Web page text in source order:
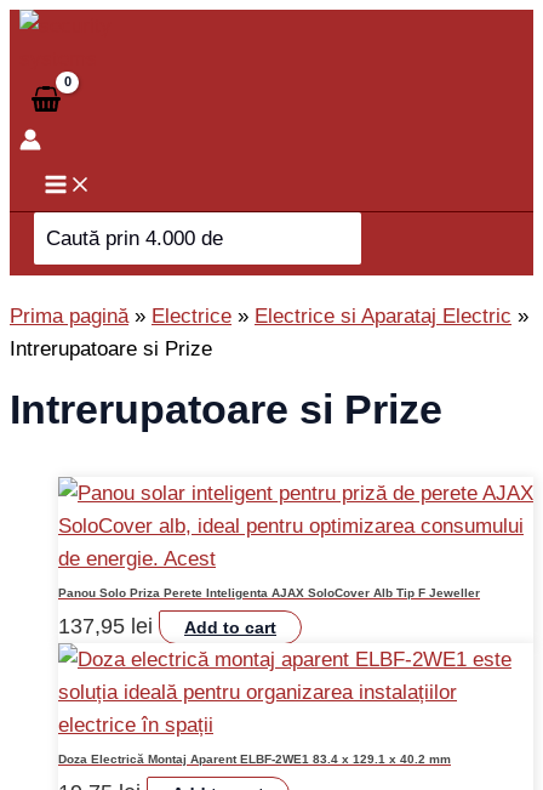
Skip
content
Search
for:
Prima pagină» Electrice » Electrice si Aparataj Electric »
Intrerupatoare si Prize
Intrerupatoare si Prize
Panou Solo Priza Perete Inteligenta AJAX SoloCover Alb Tip F Jeweller
137,95 lei Add to cart
Doza Electrică Montaj Aparent ELBF-2WE1 83.4 x 129.1 x 40.2 mm